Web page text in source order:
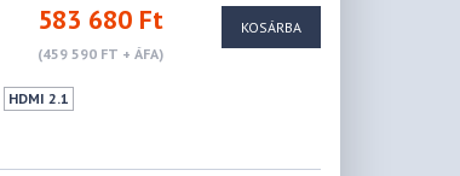
583 680 Ft
(459 590 FT + ÁFA)
HDMI 2.1
KOSÁRBA